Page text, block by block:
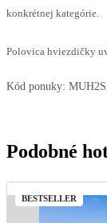
konkrétnej kategórie.
Polovica hviezdičky
Kód ponuky:
Podobné
BESTSELLER